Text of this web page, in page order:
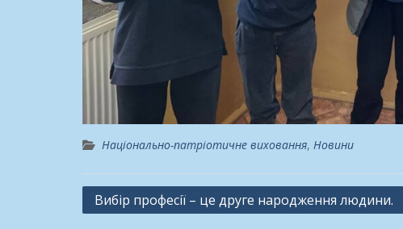
Національно-патріотичне виховання, Новини
Навігація
Вибір професії – це друге народження людини.